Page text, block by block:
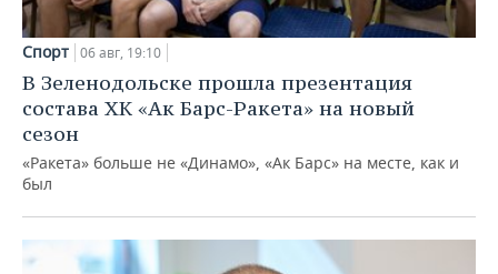
Спорт 06 авг, 19:10
В Зеленодольске прошла презентация
состава ХК «Ак Барс-Ракета» на новый
сезон
«Ракета» больше не «Динамо», «Ак Барс» на месте, как и
был